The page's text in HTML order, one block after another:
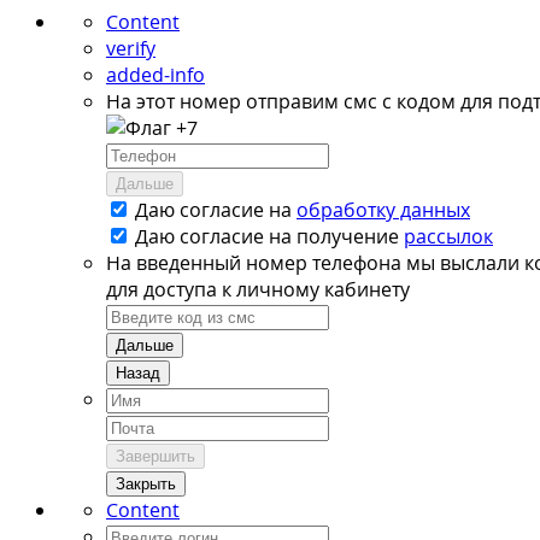
Content
verify
added-info
На этот номер отправим смс с кодом для
+7
Дальше
Даю согласие на обработку данных
Даю согласие на получение рассылок
На введенный номер телефона мы выслали
для доступа к личному кабинету
Дальше
Назад
Завершить
Закрыть
Content